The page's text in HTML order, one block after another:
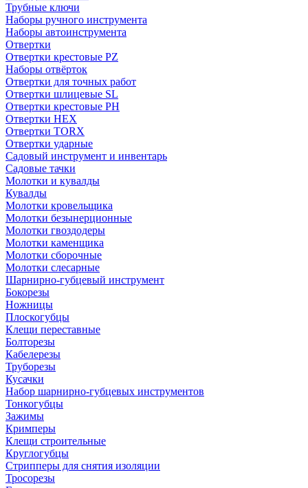
Трубные ключи
Наборы ручного инструмента
Наборы автоинструмента
Отвертки
Отвертки крестовые PZ
Наборы отвёрток
Отвертки для точных работ
Отвертки шлицевые SL
Отвертки крестовые PH
Отвертки HEX
Отвертки TORX
Отвертки ударные
Садовый инструмент и инвентарь
Садовые тачки
Молотки и кувалды
Кувалды
Молотки кровельщика
Молотки безынерционные
Молотки гвоздодеры
Молотки каменщика
Молотки сборочные
Молотки слесарные
Шарнирно-губцевый инструмент
Бокорезы
Ножницы
Плоскогубцы
Клещи переставные
Болторезы
Кабелерезы
Труборезы
Кусачки
Набор шарнирно-губцевых инструментов
Тонкогубцы
Зажимы
Кримперы
Клещи строительные
Круглогубцы
Стрипперы для снятия изоляции
Тросорезы